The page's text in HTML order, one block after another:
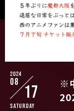
2024
08
17
Saturday
※